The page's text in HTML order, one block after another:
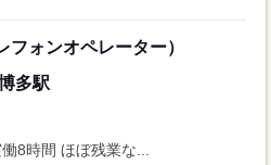
フォンオペレーター）
多駅
8時間 ほぼ残業な...